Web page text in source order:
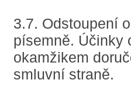
3.7. Odstoupení
písemně. Účinky
okamžikem
smluvní straně.